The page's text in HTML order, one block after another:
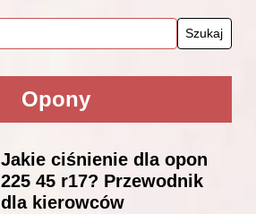
Opony
Jakie ciśnienie dla opon
225 45 r17? Przewodnik
dla kierowców